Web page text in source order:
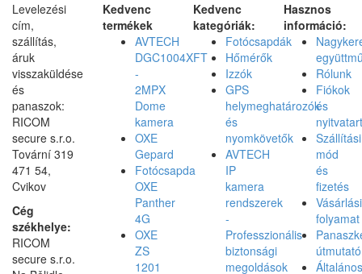
Levelezési
cím,
szállítás,
áruk
visszaküldése
és
panaszok:
RICOM
secure s.r.o.
Tovární 319
471 54,
Cvikov
Cég
székhelye:
RICOM
secure s.r.o.
Kedvenc
termékek
AVTECH
DGC1004XFT
-
2MPX
Dome
kamera
OXE
Gepard
Fotócsapda
OXE
Panther
4G
OXE
ZS
1201
Kedvenc
kategóriák:
Fotócsapdák
Hőmérők
Izzók
GPS
helymeghatározók
és
nyomkövetők
AVTECH
IP
kamera
rendszerek
-
Professzionális
biztonsági
megoldások
Hasznos
információ:
Rólunk
Fiókok
és
Szállítási
mód
és
fizetés
Vásárlási
folyamat
útmutató
Általános